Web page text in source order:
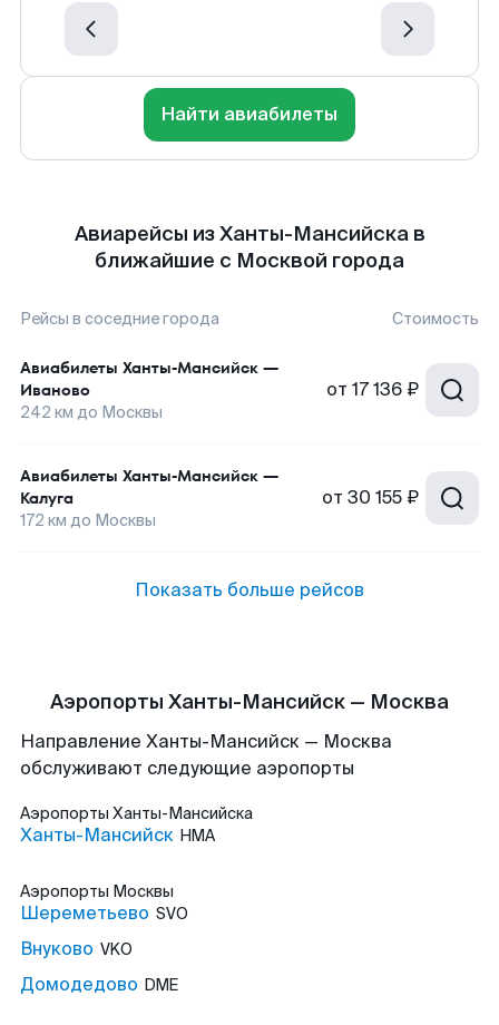
Найти авиабилеты
Авиарейсы из Ханты-Мансийска в
ближайшие с Москвой города
Рейсы в соседние города Стоимость
Авиабилеты Ханты-Мансийск —
Иваново
242 км до Москвы
от 17 136 ₽
Авиабилеты Ханты-Мансийск —
Калуга
172 км до Москвы
от 30 155 ₽
Показать больше рейсов
Аэропорты Ханты-Мансийск — Москва
Направление Ханты-Мансийск — Москва
обслуживают следующие аэропорты
Аэропорты Ханты-Мансийска
Ханты-Мансийск HMA
Аэропорты Москвы
Шереметьево SVO
Внуково VKO
Домодедово DME